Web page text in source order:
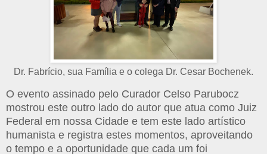
Dr. Fabrício, sua Família e o colega Dr. Cesar Bochenek.
O evento assinado pelo Curador Celso Parubocz
mostrou este outro lado do autor que atua como Juiz
Federal em nossa Cidade e tem este lado artístico
humanista e registra estes momentos, aproveitando
o tempo e a oportunidade que cada um foi